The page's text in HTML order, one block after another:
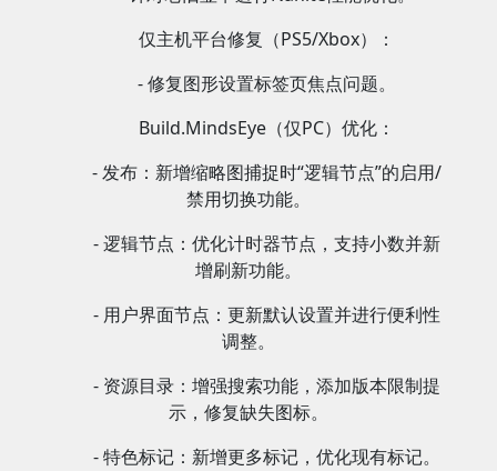
仅主机平台修复（PS5/Xbox）：
- 修复图形设置标签页焦点问题。
Build.MindsEye（仅PC）优化：
- 发布：新增缩略图捕捉时“逻辑节点”的启用/
禁用切换功能。
- 逻辑节点：优化计时器节点，支持小数并新
增刷新功能。
- 用户界面节点：更新默认设置并进行便利性
调整。
- 资源目录：增强搜索功能，添加版本限制提
示，修复缺失图标。
- 特色标记：新增更多标记，优化现有标记。